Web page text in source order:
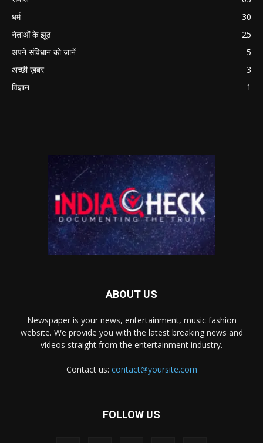
धर्म
30
नेताओं के झूठ
25
अपने संविधान को जानें
5
अच्छी ख़बर
3
विज्ञान
1
ABOUT US
Newspaper is your news, entertainment, music fashion
website. We provide you with the latest breaking news and
videos straight from the entertainment industry.
Contact us: contact@yoursite.com
FOLLOW US